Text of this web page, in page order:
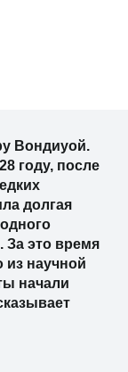
Вондиуой.
году, после
долгая
За это время
из научной
начали